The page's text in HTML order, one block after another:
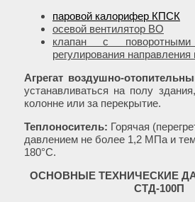
паровой калорифер КПСК
осевой вентилятор ВО
клапан с
регулирования направления
Агрегат воздушно-
устанавливаться на полу
колонне или за перекрытие.
Теплоноситель: Горячая
давлением не более 1,2 МПа и
180°C.
ОСНОВНЫЕ ТЕХНИЧЕСКИЕ
СТД-100П